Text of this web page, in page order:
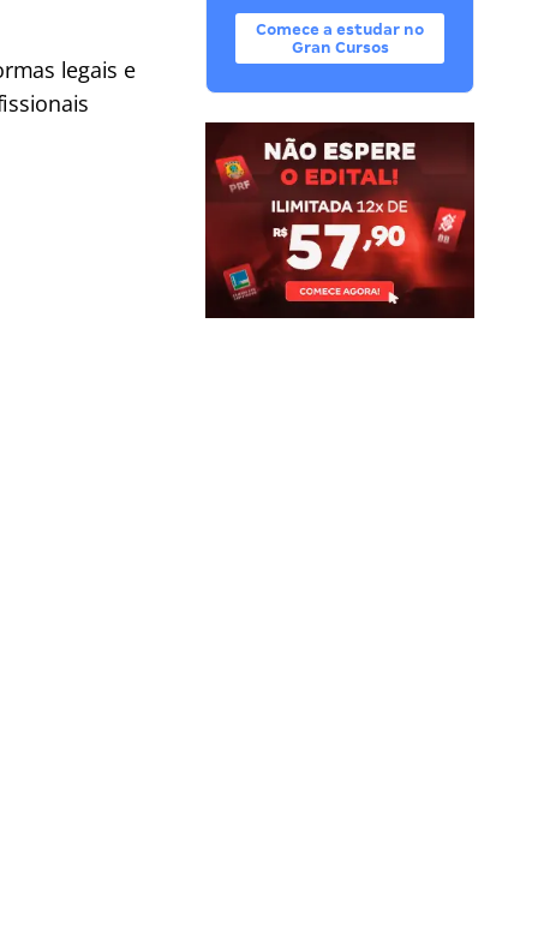
legais e
Comece a estudar no
Gran Cursos